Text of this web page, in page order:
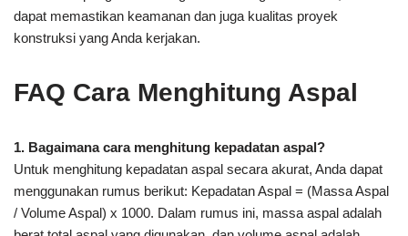
dapat memastikan keamanan dan juga kualitas proyek
konstruksi yang Anda kerjakan.
FAQ Cara Menghitung Aspal
1. Bagaimana cara menghitung kepadatan aspal?
Untuk menghitung kepadatan aspal secara akurat, Anda dapat
menggunakan rumus berikut: Kepadatan Aspal = (Massa Aspal
/ Volume Aspal) x 1000. Dalam rumus ini, massa aspal adalah